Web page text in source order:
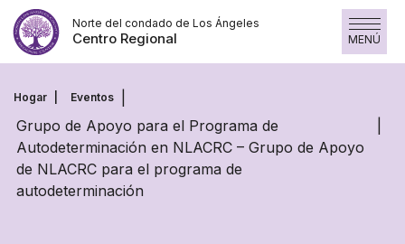
Saltar
contenido
Norte del condado de Los Ángeles
Centro Regional MENÚ
Hogar Eventos
Grupo de Apoyo para el Programa de
Autodeterminación en NLACRC – Grupo de Apoyo
de NLACRC para el programa de
autodeterminación